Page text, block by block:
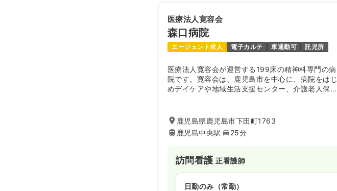
医療法人寛容会
森口病院
エージェント求人 電子カルテ 車通勤可 託児所
医療法人寛容会が運営する199床の精神科専門の病
院です。寛容会は、鹿児島市を中心に、病院をはじ
めデイケアや地域生活支援センター、介護老人保健
鹿児島県鹿児島市下田町1763
鹿児島中央駅
25分
訪問看護正看護師
日勤のみ（常勤）